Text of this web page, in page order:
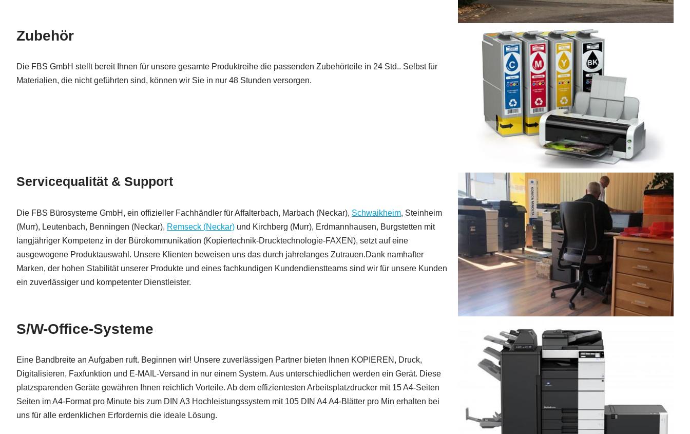
Zubehör
Die FBS GmbH stellt bereit Ihnen für unsere gesamte Produktreihe die passenden Zubehörteile in 24 Std.. Selbst für
Materialien, die nicht geführten sind, können wir Sie in nur 48 Stunden versorgen.
Servicequalität & Support
Die FBS Bürosysteme GmbH, ein offizieller Fachhändler für Affalterbach, Marbach (Neckar), Schwaikheim, Steinheim
(Murr), Leutenbach, Benningen (Neckar), Remseck (Neckar) und Kirchberg (Murr), Erdmannhausen, Burgstetten mit
langjähriger Kompetenz in der Bürokommunikation (Kopiertechnik-Drucktechnologie-FAXEN), setzt auf eine
ausgewogene Produktauswahl. Unsere Klienten beweisen uns das durch jahrelanges Zutrauen.Dank namhafter
Marken, der hohen Stabilität unserer Produkte und eines fachkundigen Kundendienstteams sind wir für unsere Kunden
ein zuverlässiger und kompetenter Dienstleister.
S/W-Office-Systeme
Eine Bandbreite an Aufgaben ruft. Beginnen wir! Unsere zuverlässigen Partner bieten Ihnen KOPIEREN, Druck,
Digitalisieren, Faxfunktion und E-MAIL-Versand in nur einem System. Aus unterschiedlichen werden ein Gerät. Diese
platzsparenden Geräte gewähren Ihnen reichlich Vorteile. Ab dem effizientesten Arbeitsplatzdrucker mit 15 A4-Seiten
Seiten im A4-Format pro Minute bis zum DIN A3 Hochleistungssystem mit 105 DIN A4 A4-Blätter pro Min erhalten bei
uns für alle erdenklichen Erfordernis die ideale Lösung.